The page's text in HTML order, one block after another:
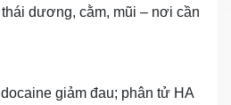
dương, cằm, mũi – nơi cần
giảm đau; phân tử HA